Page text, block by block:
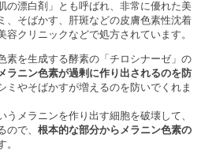
の漂白剤」とも呼ばれ、非常に優れた美
、そばかす、肝斑などの皮膚色素性沈着
クリニックなどで処方されています。
素を生成する酵素の「チロシナーゼ」の
メラニン色素が過剰に作り出されるのを防
ミやそばかすが増えるのを防いでくれま
メラニンを作り出す細胞を破壊して、
で、 根本的な部分からメラニン色素の
。